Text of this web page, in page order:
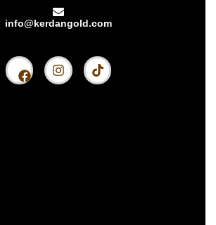
info@kerdangold.com